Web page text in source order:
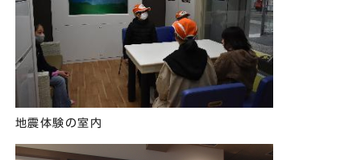
地震体験の室内